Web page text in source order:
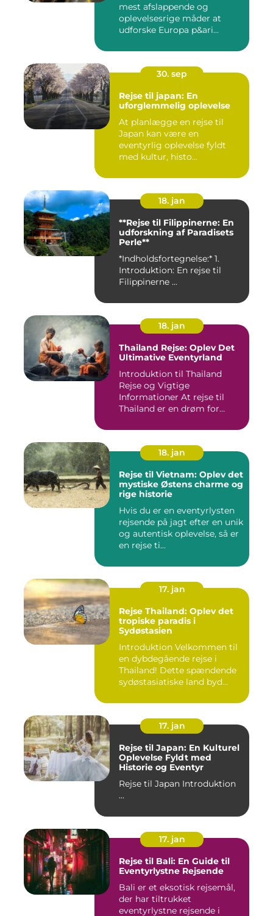
mest afslappende og
oplevelsesrige måder at
udforske Europa p&ari...
30. sep
Rejse til japan: En
uforglemmelig oplevelse
At planlægge en rejse til
Japan kan være en
eventyrlig oplevelse fyldt
med kultur, histo...
18. jan
**Rejse til Filippinerne: En
udforskning af Paradisets
Perle**
*Indholdsfortegnelse:* 1.
Introduktion: En rejse til
Filippinerne ...
18. jan
Thailand Rejse: Oplev Det
Ultimative Eventyrland
Introduktion til Thailand
Rejse og Vigtige
Informationer At rejse til
Thailand er en drøm for
18. jan
Rejse til Vietnam: Oplev det
mystiske Østens charme og
rige historie
Hvis du er en eventyrlysten
rejsende på jagt efter en unik
og autentisk oplevelse, så er
en rejse ti...
17. jan
Rejse Thailand: Oplev det
tropiske paradis i
Sydøstasien
Introduktion Velkommen til
en dybdegående rejse i
Thailand! Dette spændende
sydøstasiatiske land byd...
17. jan
Rejse til Japan: En Kulturel
Oplevelse Fyldt med
Historie og Eventyr
Rejse til Japan Introduktion
...
17. jan
Rejse til Bali: En Guide til
Eventyrlystne Rejsende
Bali er et eksotisk rejsemål,
der har tiltrukket
eventyrlystne rejsende i